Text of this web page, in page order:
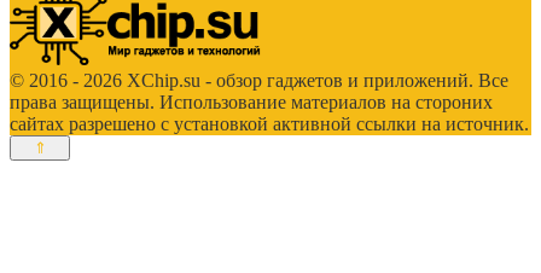
© 2016 - 2026 XChip.su - обзор гаджетов и приложений. Все
права защищены. Использование материалов на стороних
сайтах разрешено с установкой активной ссылки на источник.